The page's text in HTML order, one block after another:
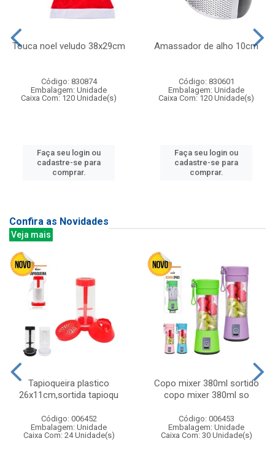
Touca noel veludo 38x29cm
Código: 830874
Embalagem: Unidade
Caixa Com: 120 Unidade(s)
Faça seu login ou
cadastre-se para
comprar.
Amassador de alho 10cm
Código: 830601
Embalagem: Unidade
Caixa Com: 120 Unidade(s)
Faça seu login ou
cadastre-se para
comprar.
Confira as Novidades
Veja mais
Tapioqueira plastico
26x11cm,sortida tapioqu
Código: 006452
Embalagem: Unidade
Caixa Com: 24 Unidade(s)
Copo mixer 380ml sortido
copo mixer 380ml so
Código: 006453
Embalagem: Unidade
Caixa Com: 30 Unidade(s)